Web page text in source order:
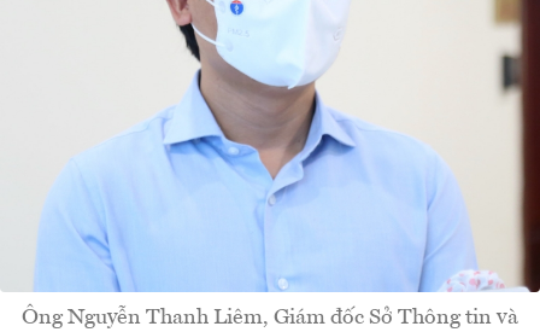
Ông Nguyễn Thanh Liêm, Giám đốc Sở Thông tin và